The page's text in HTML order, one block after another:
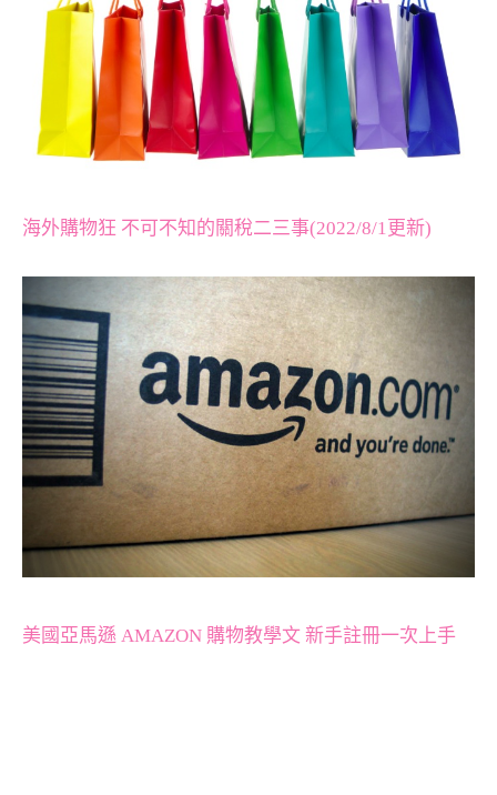
海外購物狂 不可不知的關稅二三事(2022/8/1更新)
美國亞馬遜 AMAZON 購物教學文 新手註冊一次上手